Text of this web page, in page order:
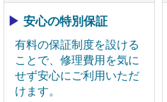
▶ 安心の特別保証
有料の保証制度を設ける
ことで、修理費用を気に
せず安心にご利用いただ
けます。